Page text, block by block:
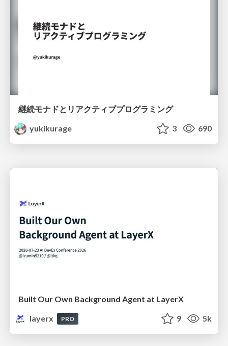
継続モナドとリアクティブプログラミング
yukikurage
3 690
Built Our Own Background Agent at LayerX
layerx
PRO 9 5k